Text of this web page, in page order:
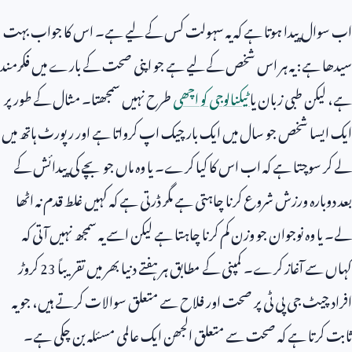
اب سوال پیدا ہوتا ہے کہ یہ سہولت کس کے لیے ہے۔ اس کا جواب بہت
سیدھا ہے: یہ ہر اس شخص کے لیے ہے جو اپنی صحت کے بارے میں فکرمند
ہے، لیکن طبی زبان یاٹیکنالوجی کو اچھیطرح نہیں سمجھتا۔ مثال کے طور پر
ایک ایسا شخص جو سال میں ایک بار چیک اپ کرواتا ہے اور رپورٹ ہاتھ میں
لے کر سوچتا ہے کہ اب اس کا کیا کرے۔ یا وہ ماں جو بچے کی پیدائش کے
بعد دوبارہ ورزش شروع کرنا چاہتی ہے مگر ڈرتی ہے کہ کہیں غلط قدم نہ اٹھا
لے۔ یا وہ نوجوان جو وزن کم کرنا چاہتا ہے لیکن اسے یہ سمجھ نہیں آتی کہ
کہاں سے آغاز کرے۔ کمپنی کے مطابق ہر ہفتے دنیا بھر میں تقریباً23کروڑ
افراد چیٹ جی پی ٹی پر صحت اور فلاح سے متعلق سوالات کرتے ہیں، جو یہ
ثابت کرتا ہے کہ صحت سے متعلق الجھن ایک عالمی مسئلہ بن چکی ہے۔